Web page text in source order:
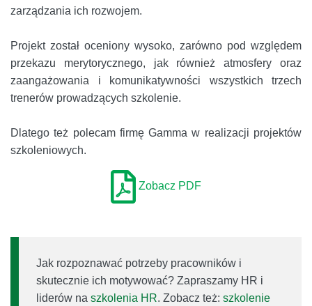
zarządzania ich rozwojem.
Projekt został oceniony wysoko, zarówno pod względem
przekazu merytorycznego, jak również atmosfery oraz
zaangażowania i komunikatywności wszystkich trzech
trenerów prowadzących szkolenie.
Dlatego też polecam firmę Gamma w realizacji projektów
szkoleniowych.
Zobacz PDF
Jak rozpoznawać potrzeby pracowników i
skutecznie ich motywować? Zapraszamy HR i
liderów na szkolenia HR. Zobacz też: szkolenie